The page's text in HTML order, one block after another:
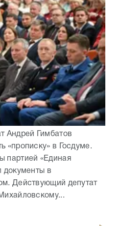
Андрей Гимбатов
«прописку» в Госдуме.
партией «Единая
документы в
Действующий депутат